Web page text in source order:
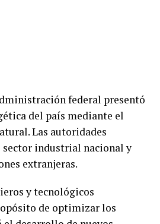
hacia esquemas de pospago
estrategia comercial del
federal presentó
del país mediante el
Las autoridades
sector industrial nacional y
extranjeras.
y tecnológicos
de optimizar los